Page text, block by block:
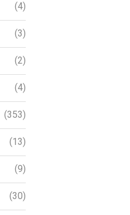
(4)
(3)
(2)
(4)
(353)
(13)
(9)
(30)